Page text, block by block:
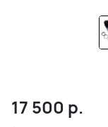
17 500 р.